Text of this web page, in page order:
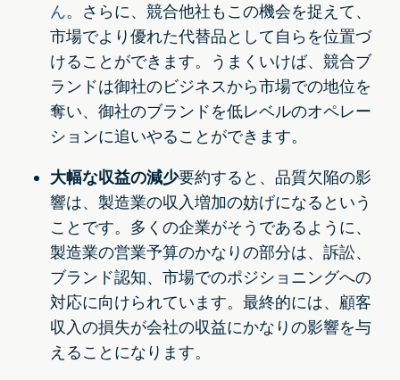
ん。さらに、競合他社もこの機会を捉えて、
市場でより優れた代替品として自らを位置づ
けることができます。うまくいけば、競合ブ
ランドは御社のビジネスから市場での地位を
奪い、御社のブランドを低レベルのオペレー
ションに追いやることができます。
大幅な収益の減少要約すると、品質欠陥の影
響は、製造業の収入増加の妨げになるという
ことです。多くの企業がそうであるように、
製造業の営業予算のかなりの部分は、訴訟、
ブランド認知、市場でのポジショニングへの
対応に向けられています。最終的には、顧客
収入の損失が会社の収益にかなりの影響を与
えることになります。